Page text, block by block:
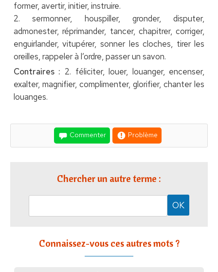
former, avertir, initier, instruire.
2. sermonner, houspiller, gronder, disputer,
admonester, réprimander, tancer, chapitrer, corriger,
enguirlander, vitupérer, sonner les cloches, tirer les
oreilles, rappeler à l’ordre, passer un savon.
Contraires : 2. féliciter, louer, louanger, encenser,
exalter, magnifier, complimenter, glorifier, chanter les
louanges.
Commenter Problème
Chercher un autre terme :
Connaissez-vous ces autres mots ?